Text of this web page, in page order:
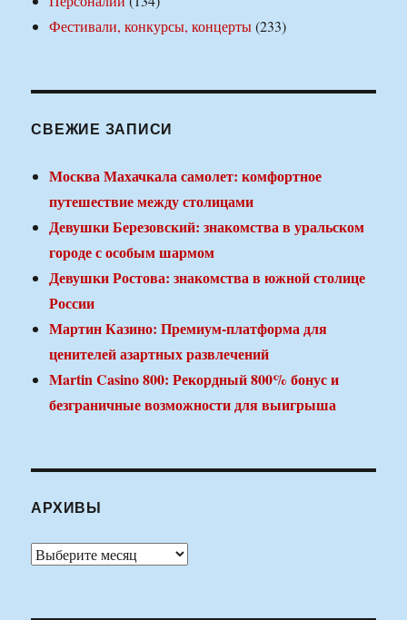
Фестивали, конкурсы, концерты(233)
СВЕЖИЕ ЗАПИСИ
Москва Махачкала самолет: комфортное
путешествие между столицами
Девушки Березовский: знакомства в уральском
городе с особым шармом
Девушки Ростова: знакомства в южной столице
России
Мартин Казино: Премиум-платформа для
ценителей азартных развлечений
Martin Casino 800: Рекордный 800% бонус и
безграничные возможности для выигрыша
АРХИВЫ
Архивы